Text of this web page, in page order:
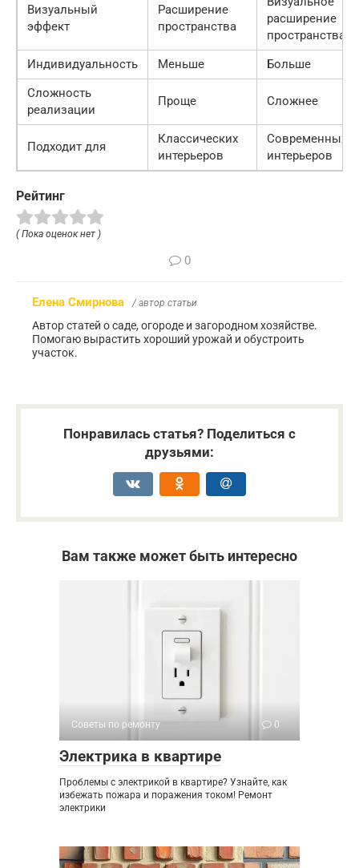
Визуальный
эффект
Расширение
пространства
расширение
пространства
Индивидуальность
Меньше
Больше
Сложность
реализации
Проще Сложнее
Подходит для
Классических
интерьеров
Современных
интерьеров
Рейтинг
( Пока оценок нет )
0
Елена Смирнова / автор статьи
Автор статей о саде, огороде и загородном хозяйстве.
Помогаю вырастить хороший урожай и обустроить
участок.
Понравилась статья? Поделиться с
друзьями:
Вам также может быть интересно
Советы по ремонту 0
Электрика в квартире
Проблемы с электрикой в квартире? Узнайте, как
избежать пожара и поражения током! Ремонт
электрики